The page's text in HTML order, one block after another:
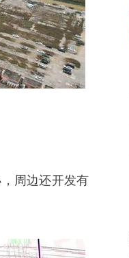
周边还开发有